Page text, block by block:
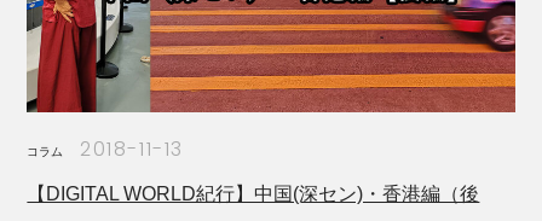
コラム 2018-11-13
【DIGITAL WORLD紀行】中国(深セン)・香港編（後